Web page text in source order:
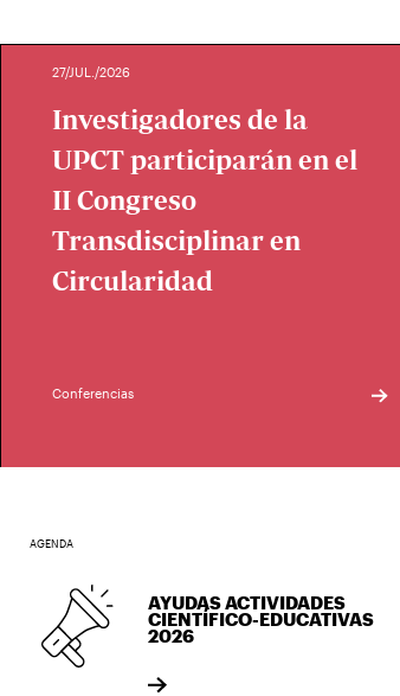
27/JUL./2026
Investigadores de la
UPCT participarán en el
II Congreso
Transdisciplinar en
Circularidad
Conferencias
AGENDA
AYUDAS ACTIVIDADES
CIENTÍFICO-EDUCATIVAS
2026